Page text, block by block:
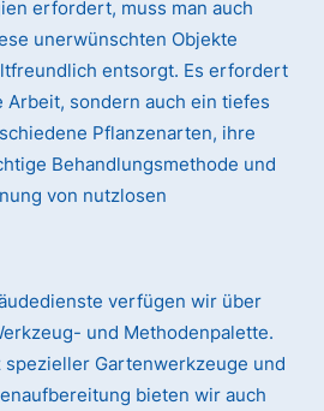
erfordert, muss man auch
unerwünschten Objekte
entsorgt. Es erfordert
Arbeit, sondern auch ein tiefes
Pflanzenarten, ihre
Behandlungsmethode und
von nutzlosen
verfügen wir über
und Methodenpalette.
spezieller Gartenwerkzeuge und
bieten wir auch